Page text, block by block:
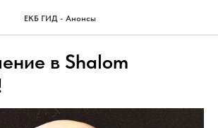
ЕКБ ГИД - Анонсы
в Shalom